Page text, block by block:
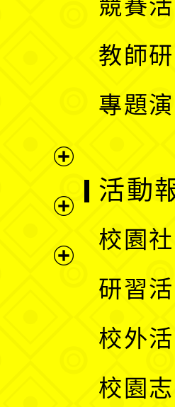
競賽
教師
專題
選
活動
校園
研習
校外
校園